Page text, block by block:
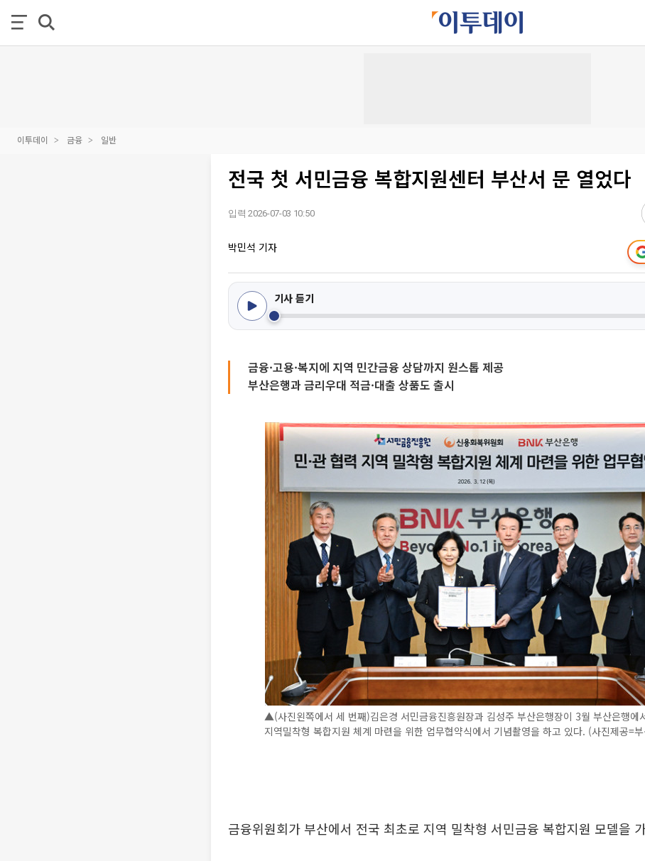
이투데이 금융 일반
전국 첫 서민금융 복합지원센터 부산서 문 열었다
입력 2026-07-03 10:50
박민석 기자
기사 듣기
금융·고용·복지에 지역 민간금융 상담까지 원스톱 제공
부산은행과 금리우대 적금·대출 상품도 출시
▲(사진왼쪽에서 세 번째)김은경 서민금융진흥원장과 김성주 부산은행장이 3월 부산은행에
지역밀착형 복합지원 체계 마련을 위한 업무협약식에서 기념촬영을 하고 있다. (사진제공=
금융위원회가 부산에서 전국 최초로 지역 밀착형 서민금융 복합지원 모델을